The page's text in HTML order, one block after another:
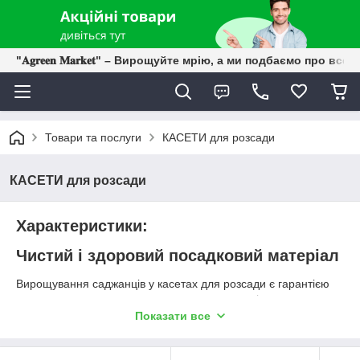
"𝐀𝐠𝐫𝐞𝐞𝐧 𝐌𝐚𝐫𝐤𝐞𝐭" – Вирощуйте мрію, а ми подбаємо про все
Товари та послуги КАСЕТИ для розсади
КАСЕТИ для розсади
Характеристики:
Чистий і здоровий посадковий матеріал
Вирощування саджанців у касетах для розсади є гарантією
для отримання здорового посадкового матеріалу:
Виключається ризик виникнення грибкових інфекцій
Показати все